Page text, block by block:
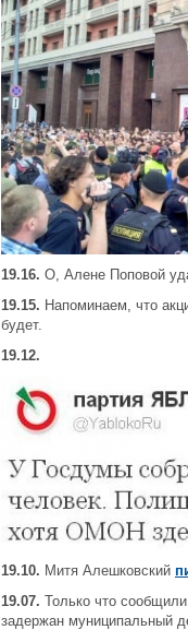
19.16. О, Алене Поповой
19.15. Напоминаем, что
будет.
19.12.
19.10. Митя Алешковский
19.07. Только что
задержан муниципальный